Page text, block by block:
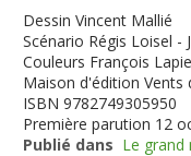
Dessin Vincent Mallié
Scénario Régis Loisel -
Couleurs François
Maison d'édition Vents
ISBN 9782749305950
Première parution 12
Publié dans Le grand